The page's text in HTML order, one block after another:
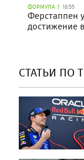
ФОРМУЛА 1 18:55
Ферстаппен
достижение
СТАТЬИ ПО